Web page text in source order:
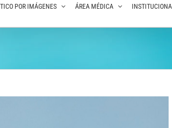
POR IMÁGENES ÁREA MÉDICA